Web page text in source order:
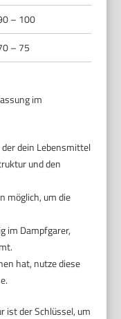
– 100
– 75
im
dein Lebensmittel
und den
möglich, um die
im Dampfgarer,
hat, nutze diese
ist der Schlüssel, um